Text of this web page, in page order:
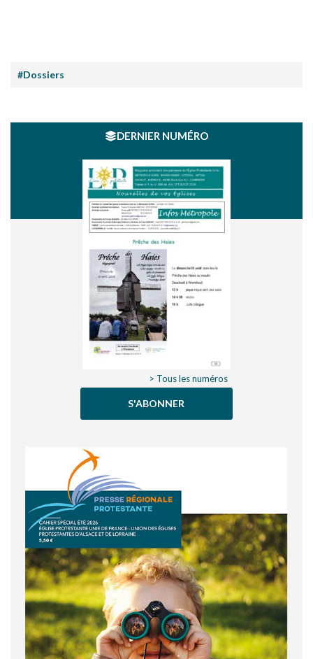
#Dossiers
DERNIER NUMÉRO
> Tous les numéros
S'ABONNER